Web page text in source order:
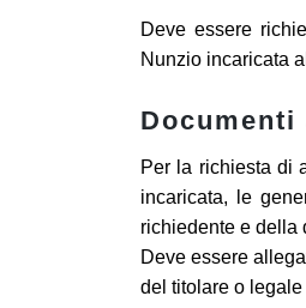
Deve essere
Nunzio incaricata
Documenti
Per la richiesta di
incaricata, le
richiedente e della
Deve essere
del titolare o